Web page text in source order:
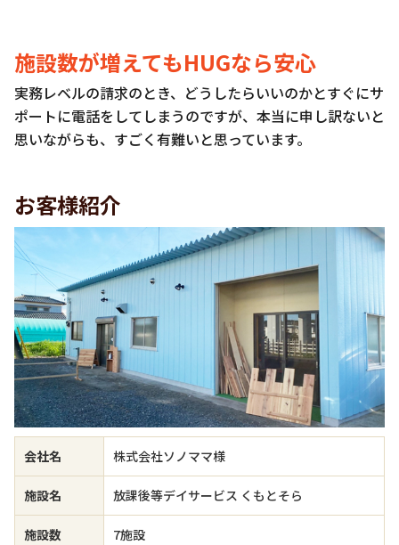
施設数が増えてもHUGなら安心
実務レベルの請求のとき、どうしたらいいのかとすぐにサ
ポートに電話をしてしまうのですが、本当に申し訳ないと
思いながらも、すごく有難いと思っています。
お客様紹介
会社名 株式会社ソノママ様
施設名 放課後等デイサービス くもとそら
施設数 7施設